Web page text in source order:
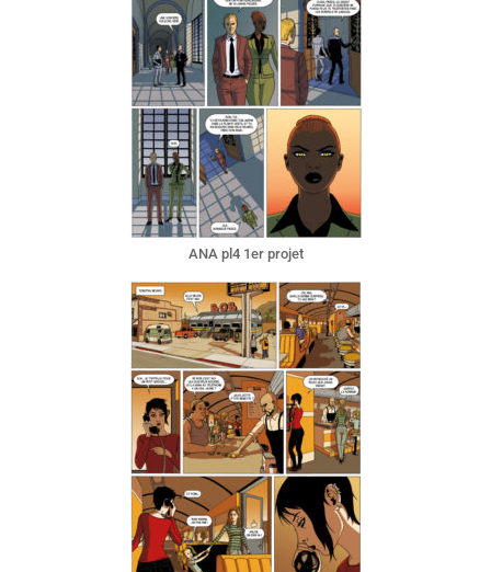
ANA pl4 1er projet